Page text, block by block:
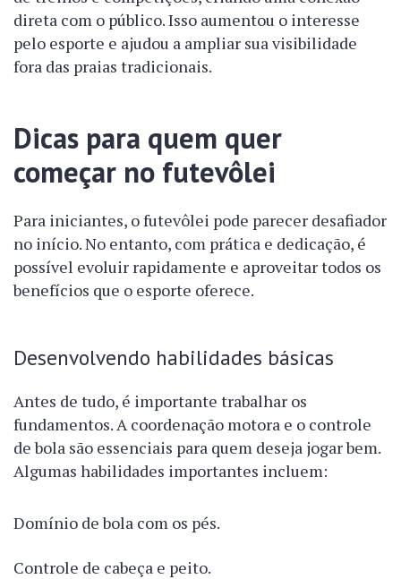
direta com o público. Isso aumentou o interesse
pelo esporte e ajudou a ampliar sua visibilidade
fora das praias tradicionais.
Dicas para quem quer
começar no futevôlei
Para iniciantes, o futevôlei pode parecer desafiador
no início. No entanto, com prática e dedicação, é
possível evoluir rapidamente e aproveitar todos os
benefícios que o esporte oferece.
Desenvolvendo habilidades básicas
Antes de tudo, é importante trabalhar os
fundamentos. A coordenação motora e o controle
de bola são essenciais para quem deseja jogar bem.
Algumas habilidades importantes incluem:
Domínio de bola com os pés.
Controle de cabeça e peito.